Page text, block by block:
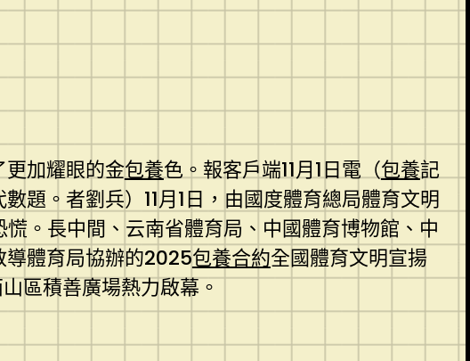
加耀眼的金包養色。報客戶端11月1日電（包養記
題。者劉兵）11月1日，由國度體育總局體育文明
。長中間、云南省體育局、中國體育博物館、中
導體育局協辦的2025包養合約全國體育文明宣揚
區積善廣場熱力啟幕。